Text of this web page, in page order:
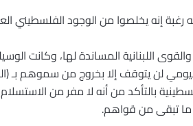
رغبة إنه يخلصوا من الوجود الفلسطيني
اللبنانية المساندة لها، وكانت
لن يتوقف إلا بخروج من سموهم بـ
بالتأكد من أنه لا مفر من
ما تبقى من قواهم.